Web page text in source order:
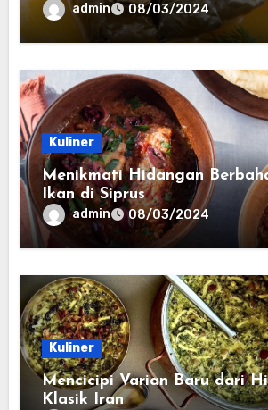
admin 08/03/2024
Kuliner
Menikmati Hidangan
Ikan di Siprus
admin 08/03/2024
Kuliner
Mencicipi Varian Baru dari
Klasik Iran